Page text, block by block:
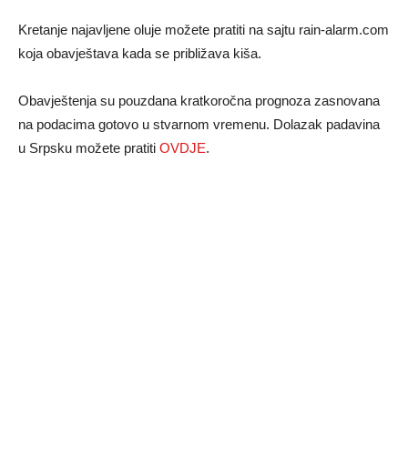
Kretanje najavljene oluje možete pratiti na sajtu rain-alarm.com
koja obavještava kada se približava kiša.
Obavještenja su pouzdana kratkoročna prognoza zasnovana
na podacima gotovo u stvarnom vremenu. Dolazak padavina
u Srpsku možete pratiti OVDЈE.